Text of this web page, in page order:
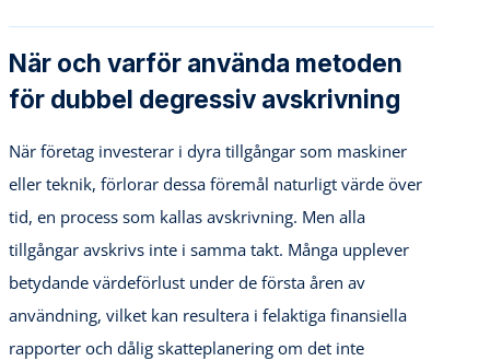
När och varför använda metoden
för dubbel degressiv avskrivning
När företag investerar i dyra tillgångar som maskiner
eller teknik, förlorar dessa föremål naturligt värde över
tid, en process som kallas avskrivning. Men alla
tillgångar avskrivs inte i samma takt. Många upplever
betydande värdeförlust under de första åren av
användning, vilket kan resultera i felaktiga finansiella
rapporter och dålig skatteplanering om det inte